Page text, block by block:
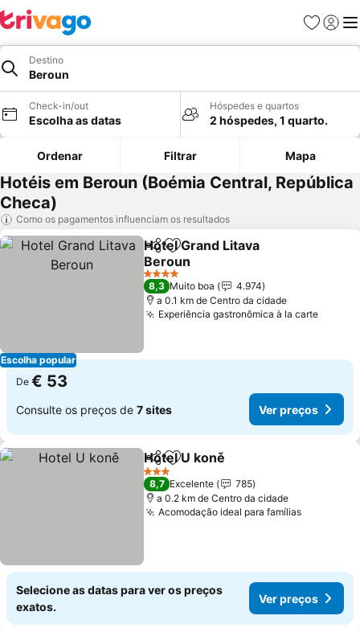
Favoritos
Iniciar
Destino
Beroun
Check-in/out
Escolha as datas
Hóspedes e quartos
2 hóspedes, 1 quarto.
Ordenar Filtrar Mapa
Hotéis em Beroun (Boémia Central, República
Checa)
Como os pagamentos influenciam os resultados
Escolha popular
PartilharAdicionar aos favoritos
Hotel Grand Litava
Beroun
4 Estrelas
8,3 Muito boa
4.974
a 0.1 km de Centro da cidade
Experiência gastronômica à la carte
De € 53
Consulte os preços de 7 sites Ver preços
PartilharAdicionar aos favoritos
Hotel U koně
3 Estrelas
8,7 Excelente
785
a 0.2 km de Centro da cidade
Acomodação ideal para famílias
Selecione as datas para ver os preços
exatos.
Ver preços